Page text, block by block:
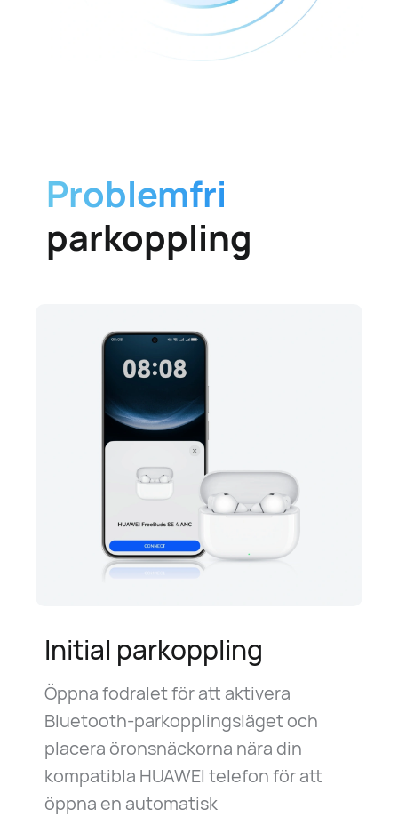
Problemfri
parkoppling
Initial parkoppling
Öppna fodralet för att aktivera
Bluetooth-parkopplingsläget och
placera öronsnäckorna nära din
kompatibla HUAWEI telefon för att
öppna en automatisk